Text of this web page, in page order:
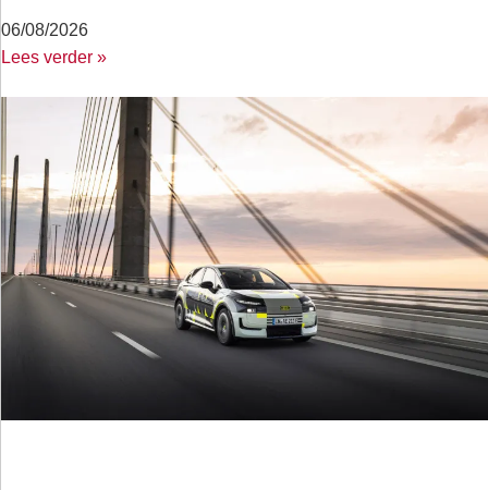
06/08/2026
Lees verder »